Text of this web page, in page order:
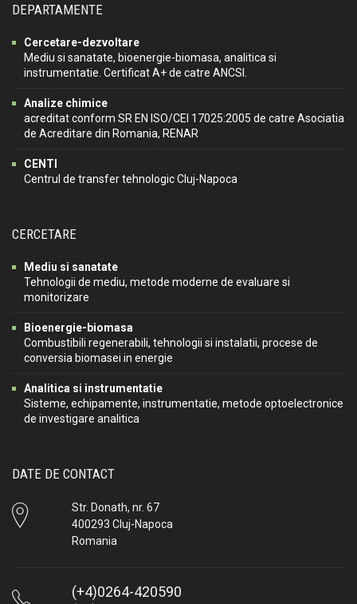
DEPARTAMENTE
Cercetare-dezvoltare
Mediu si sanatate, bioenergie-biomasa, analitica si
instrumentatie. Certificat A+ de catre ANCSI.
Analize chimice
acreditat conform SR EN ISO/CEI 17025:2005 de catre Asociatia
de Acreditare din Romania, RENAR
CENTI
Centrul de transfer tehnologic Cluj-Napoca
CERCETARE
Mediu si sanatate
Tehnologii de mediu, metode moderne de evaluare si
monitorizare
Bioenergie-biomasa
Combustibili regenerabili, tehnologii si instalatii, procese de
conversia biomasei in energie
Analitica si instrumentatie
Sisteme, echipamente, instrumentatie, metode optoelectronice
de investigare analitica
DATE DE CONTACT
Str. Donath, nr. 67
400293 Cluj-Napoca
Romania
(+4)0264-420590